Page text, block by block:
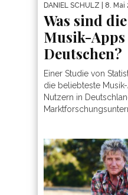
DANIEL SCHULZ | 8. Mai
Was sind
Musik-
Deutschen?
Einer Studie von
die beliebteste
Nutzern in